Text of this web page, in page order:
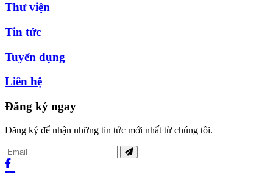
Thư viện
Tin tức
Tuyển dụng
Liên hệ
Đăng ký ngay
Đăng ký để nhận những tin tức mới nhất từ chúng tôi.